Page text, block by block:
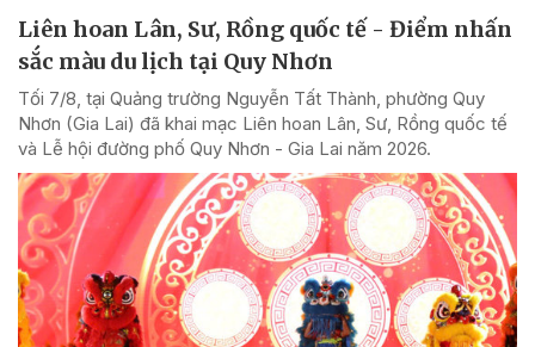
Liên hoan Lân, Sư, Rồng quốc tế - Điểm nhấn
sắc màu du lịch tại Quy Nhơn
Tối 7/8, tại Quảng trường Nguyễn Tất Thành, phường Quy
Nhơn (Gia Lai) đã khai mạc Liên hoan Lân, Sư, Rồng quốc tế
và Lễ hội đường phố Quy Nhơn - Gia Lai năm 2026.